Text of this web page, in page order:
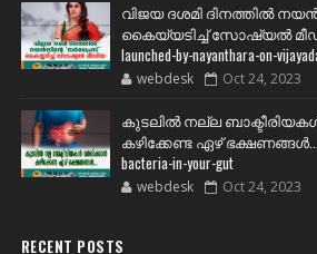
വിജയ ദശമി ദിനത്തില്‍
കൈയ്യടിച്ച് സോഷ്യല്‍ മീഡിയ
launched-by-nayanthara-on-
webdesk Oct 24, 2023
കുടലിൽ നല്ല
കഴിക്കേണ്ട ഏഴ് ഭക്ഷണങ്ങള്‍... 7-
bacteria-in-your-gut
webdesk Oct 24, 2023
RECENT POSTS